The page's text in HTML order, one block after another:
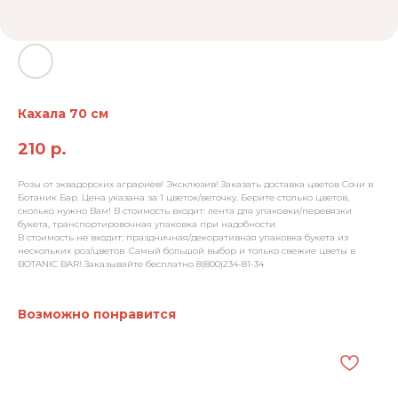
Кахала 70 см
210 р.
Розы от эквадорских аграриев! Эксклюзив! Заказать доставка цветов Сочи в
Ботаник Бар. Цена указана за 1 цветок/веточку. Берите столько цветов,
сколько нужно Вам! В стоимость входит: лента для упаковки/перевязки
букета, транспортировочная упаковка при надобности.
В стоимость не входит: праздничная/декоративная упаковка букета из
нескольких роз/цветов. Самый большой выбор и только свежие цветы в
BOTANIC BAR! Заказывайте бесплатно 8(800)234-81-34
Возможно понравится